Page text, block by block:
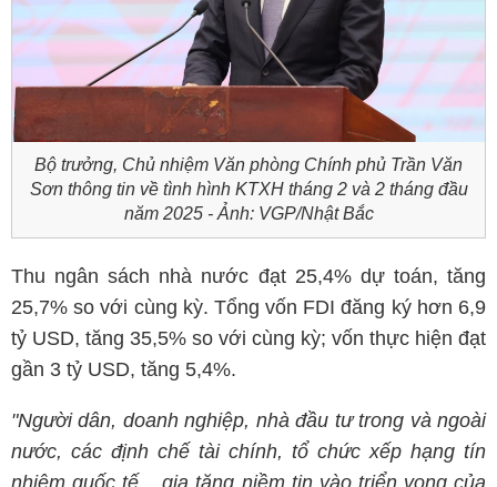
Bộ trưởng, Chủ nhiệm Văn phòng Chính phủ Trần Văn
Sơn thông tin về tình hình KTXH tháng 2 và 2 tháng đầu
năm 2025 - Ảnh: VGP/Nhật Bắc
Thu ngân sách nhà nước đạt 25,4% dự toán, tăng
25,7% so với cùng kỳ. Tổng vốn FDI đăng ký hơn 6,9
tỷ USD, tăng 35,5% so với cùng kỳ; vốn thực hiện đạt
gần 3 tỷ USD, tăng 5,4%.
"Người dân, doanh nghiệp, nhà đầu tư trong và ngoài
nước, các định chế tài chính, tổ chức xếp hạng tín
nhiệm quốc tế... gia tăng niềm tin vào triển vọng của